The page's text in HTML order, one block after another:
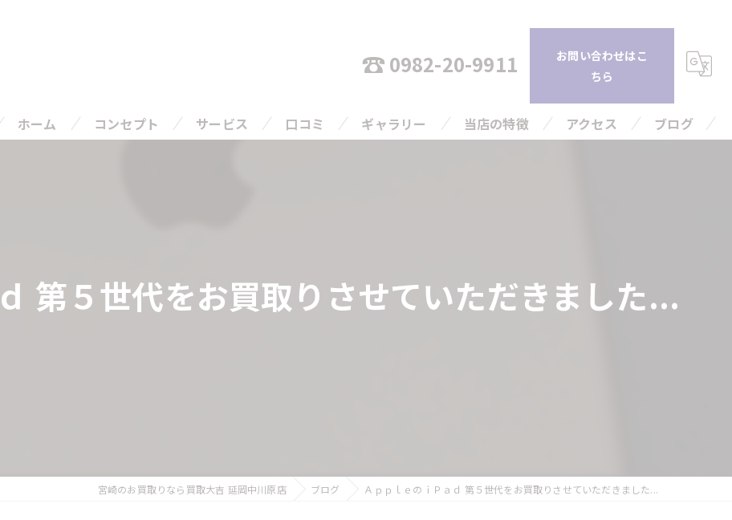
0982-20-9911
お問い合わせはこ
ちら
ホーム コンセプト サービス 口コミ ギャラリー 当店の特徴
片付け
アクセス ブログ
第５世代をお買取りさせていただきました...
宮崎のお買取りなら買取大吉 延岡中川原店 ブログ ＡｐｐｌｅのｉＰａｄ 第５世代をお買取りさせていただきました...